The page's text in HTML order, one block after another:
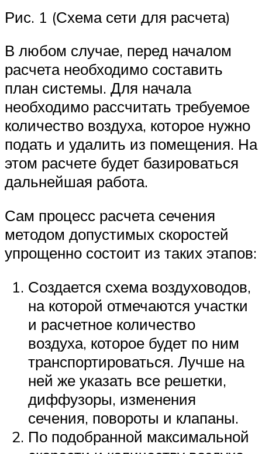
Рис. 1 (Схема сети для расчета)
В любом случае, перед началом
расчета необходимо составить
план системы. Для начала
необходимо рассчитать требуемое
количество воздуха, которое нужно
подать и удалить из помещения. На
этом расчете будет базироваться
дальнейшая работа.
Сам процесс расчета сечения
методом допустимых скоростей
упрощенно состоит из таких этапов:
Создается схема воздуховодов,
на которой отмечаются участки
и расчетное количество
воздуха, которое будет по ним
транспортироваться. Лучше на
ней же указать все решетки,
диффузоры, изменения
сечения, повороты и клапаны.
По подобранной максимальной